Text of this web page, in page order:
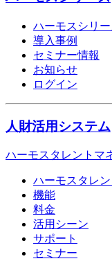
ハーモスシリ
導入事例
セミナー情報
お知らせ
ログイン
人財活用システム
ハーモスタレントマ
ハーモスタレ
機能
料金
活用シーン
サポート
セミナー